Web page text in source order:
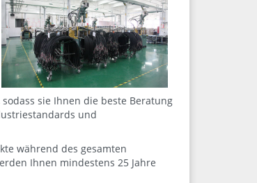
sie Ihnen die beste Beratung
und
während des gesamten
Ihnen mindestens 25 Jahre